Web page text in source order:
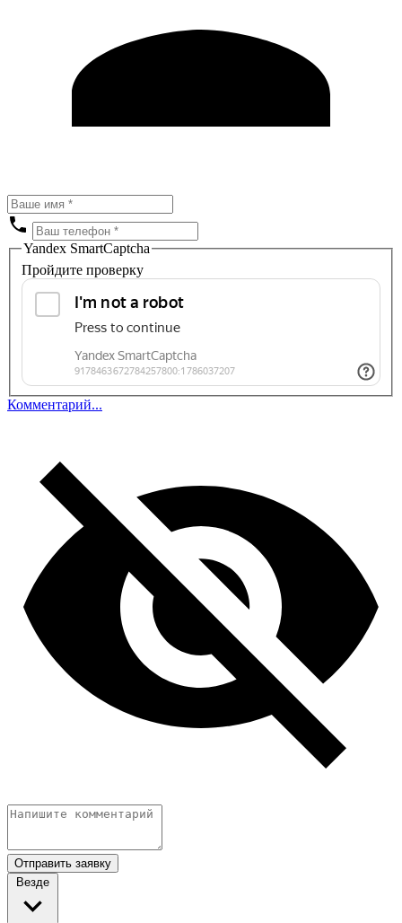
Yandex SmartCaptcha
Пройдите проверку
Комментарий...
Отправить заявку
Везде